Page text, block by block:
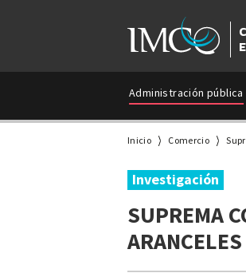
Administración pública
Inicio Comercio
Investigación
SUPREMA